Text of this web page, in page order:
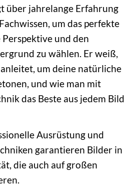
über jahrelange Erfahrung
um das perfekte
und den
zu wählen. Er weiß,
um deine natürliche
und wie man mit
das Beste aus jedem Bild
Ausrüstung und
garantieren Bilder in
die auch auf großen